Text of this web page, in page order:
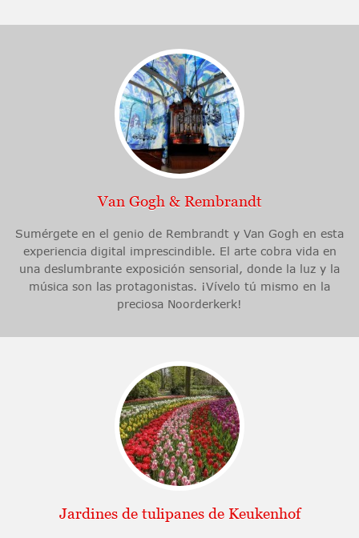
Van Gogh & Rembrandt
Sumérgete en el genio de Rembrandt y Van Gogh en esta
experiencia digital imprescindible. El arte cobra vida en
una deslumbrante exposición sensorial, donde la luz y la
música son las protagonistas. ¡Vívelo tú mismo en la
preciosa Noorderkerk!
Jardines de tulipanes de Keukenhof